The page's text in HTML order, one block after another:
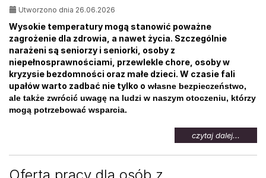
Utworzono dnia 26.06.2026
Wysokie temperatury mogą stanowić poważne
zagrożenie dla zdrowia, a nawet życia. Szczególnie
narażeni są seniorzy i seniorki, osoby z
niepełnosprawnościami, przewlekle chore, osoby w
kryzysie bezdomności oraz małe dzieci. W czasie fali
upałów warto zadbać nie tylko o własne bezpieczeństwo,
ale także zwrócić uwagę na ludzi w naszym otoczeniu, którzy
mogą potrzebować wsparcia.
czytaj dalej...
temat: